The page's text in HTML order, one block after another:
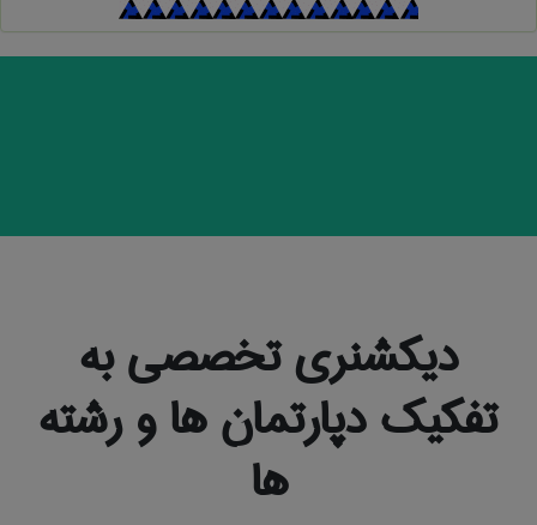
دیکشنری تخصصی به
تفکیک دپارتمان ها و رشته
ها